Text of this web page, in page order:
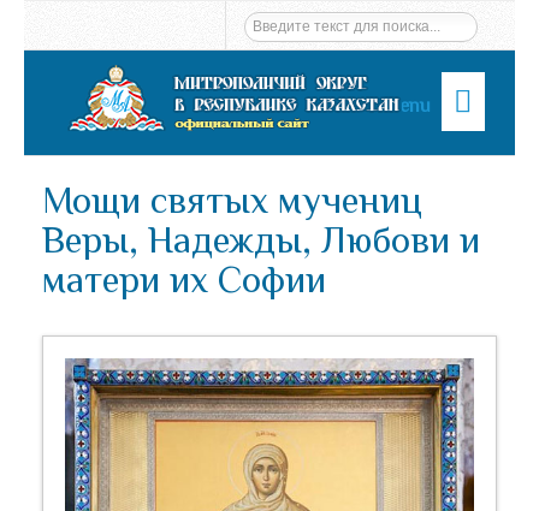
Menu
Мощи святых мучениц
Веры, Надежды, Любови и
матери их Софии